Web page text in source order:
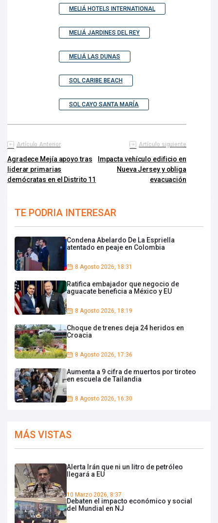
MELIÁ HOTELS INTERNATIONAL
MELIÁ JARDINES DEL REY
MELIÁ LAS DUNAS
SOL CARIBE BEACH
SOL CAYO SANTA MARÍA
Artículo Anterior
Agradece Mejía apoyo tras
liderar primarias
demócratas en el Distrito 11
Artículo siguiente
Impacta vehículo edificio en
Nueva Jersey y obliga
evacuación
TE PODRIA INTERESAR
Condena Abelardo De La Espriella
atentado en peaje en Colombia
8 Agosto 2026, 18:31
Ratifica embajador que negocio de
aguacate beneficia a México y EU
8 Agosto 2026, 18:19
Choque de trenes deja 24 heridos en
Croacia
8 Agosto 2026, 17:36
Aumenta a 9 cifra de muertos por tiroteo
en escuela de Tailandia
8 Agosto 2026, 16:30
MÁS VISTAS
Alerta Irán que ni un litro de petróleo
llegará a EU
10 Marzo 2026, 8:37
Debaten el impacto económico y social
del Mundial en NJ